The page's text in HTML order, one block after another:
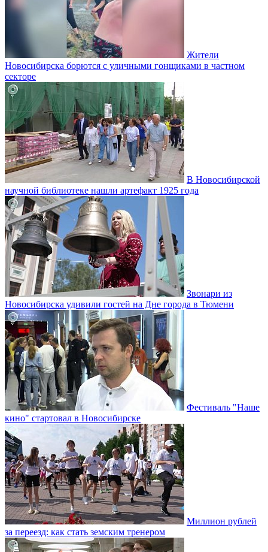
Жители
Новосибирска борются с уличными гонщиками в частном
секторе
В Новосибирской
научной библиотеке нашли артефакт 1925 года
Звонари из
Новосибирска удивили гостей на Дне города в Тюмени
Фестиваль "Наше
кино" стартовал в Новосибирске
Миллион рублей
за переезд: как стать земским тренером